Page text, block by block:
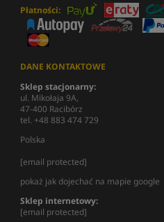
Płatności:
DANE KONTAKTOWE
Sklep stacjonarny:
ul. Mikołaja 9A,
47-400 Racibórz
tel. +48 883 474 729
Polska
[email protected]
pokaż jak dojechać na mapie google
Sklep internetowy:
[email protected]